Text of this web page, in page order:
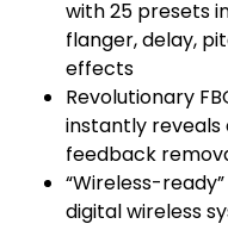
with 25 presets
flanger, delay,
effects
Revolutionary
instantly
feedback
“Wireless-
digital wireless